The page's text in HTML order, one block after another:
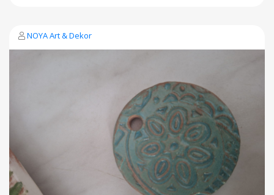
NOYA Art & Dekor